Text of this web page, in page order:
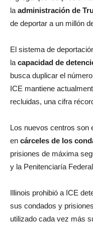
la administración de
de deportar a un millón
El sistema de
la capacidad de
busca duplicar el
ICE mantiene
recluidas, una cifra
Los nuevos centros son
en cárceles de los
prisiones de máxima
y la Penitenciaría
Illinois prohibió a ICE
sus condados y
utilizado cada vez más